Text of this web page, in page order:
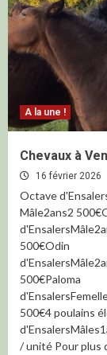
A la une !
Chevaux à
16 février 2026
Octave
Mâle2ans2
500€Odin
500€Paloma
500€4 poulains
/ unité Pour plus